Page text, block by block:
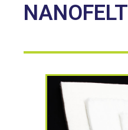
NANOFELT